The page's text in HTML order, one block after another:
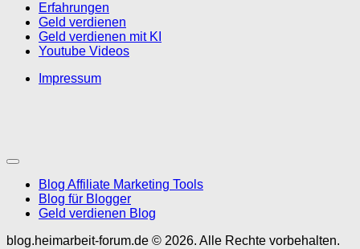
Erfahrungen
Geld verdienen
Geld verdienen mit KI
Youtube Videos
Impressum
Blog Affiliate Marketing Tools
Blog für Blogger
Geld verdienen Blog
blog.heimarbeit-forum.de © 2026. Alle Rechte vorbehalten.